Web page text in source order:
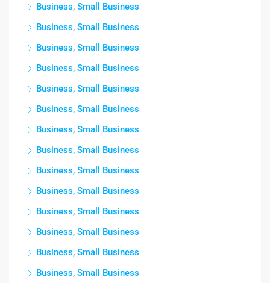
Business, Small Business
Business, Small Business
Business, Small Business
Business, Small Business
Business, Small Business
Business, Small Business
Business, Small Business
Business, Small Business
Business, Small Business
Business, Small Business
Business, Small Business
Business, Small Business
Business, Small Business
Business, Small Business